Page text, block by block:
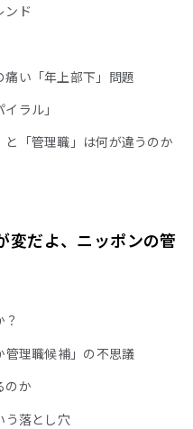
ンド
痛い「年上部下」問題
ラル」
「管理職」は何が違うのか
だよ、ニッポンの管
管理職候補」の不思議
のか
う落とし穴